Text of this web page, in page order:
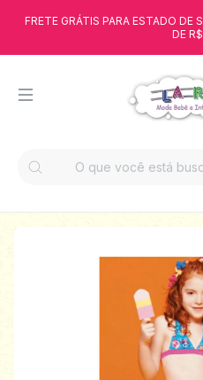
FRETE GRÁTIS PARA ESTADO DE
DE